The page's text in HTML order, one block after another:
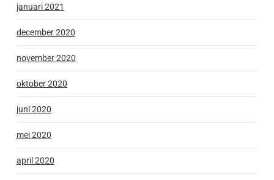
januari 2021
december 2020
november 2020
oktober 2020
juni 2020
mei 2020
april 2020